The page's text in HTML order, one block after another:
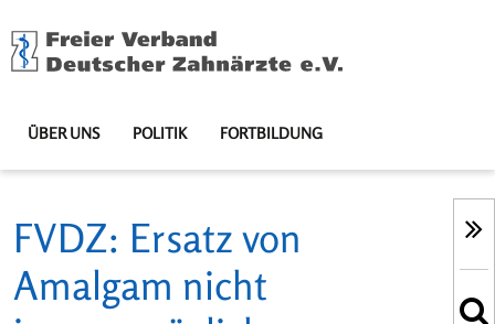
ÜBER UNS POLITIK FORTBILDUNG
FVDZ: Ersatz von
Amalgam nicht